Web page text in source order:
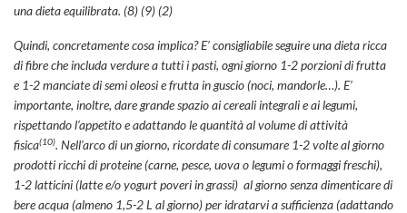
una dieta equilibrata. (8) (9) (2)
Quindi, concretamente cosa implica? E’ consigliabile seguire una dieta ricca
di fibre che includa verdure a tutti i pasti, ogni giorno 1-2 porzioni di frutta
e 1-2 manciate di semi oleosi e frutta in guscio (noci, mandorle…). E’
importante, inoltre, dare grande spazio ai cereali integrali e ai legumi,
rispettando l’appetito e adattando le quantità al volume di attività
fisica(10). Nell’arco di un giorno, ricordate di consumare 1-2 volte al giorno
prodotti ricchi di proteine (carne, pesce, uova o legumi o formaggi freschi),
1-2 latticini (latte e/o yogurt poveri in grassi) al giorno senza dimenticare di
bere acqua (almeno 1,5-2 L al giorno) per idratarvi a sufficienza (adattando